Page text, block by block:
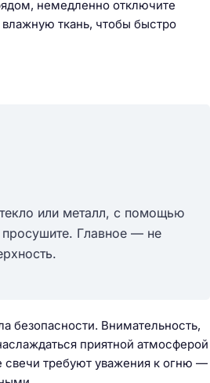
немедленно отключите
ткань, чтобы быстро
или металл, с помощью
Главное — не
безопасности. Внимательность,
приятной атмосферой
свечи требуют уважения к огню —